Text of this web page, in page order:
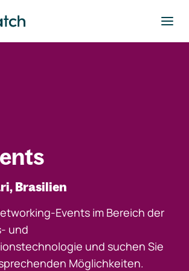
Brasilien
Events im Bereich der
und
und suchen Sie
Möglichkeiten.